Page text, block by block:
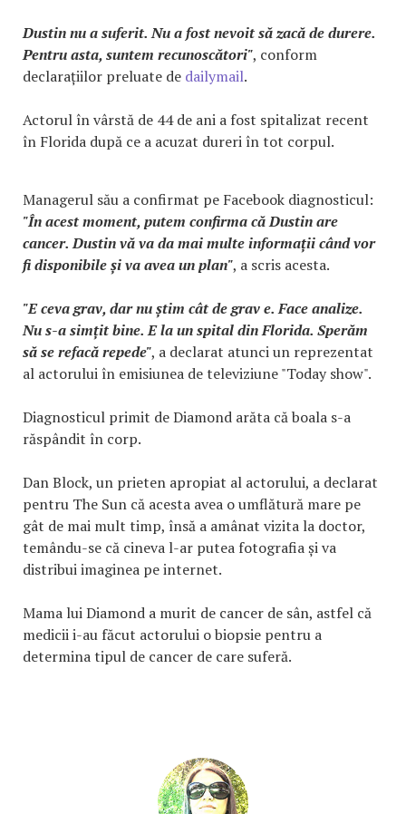
Dustin nu a suferit. Nu a fost nevoit să zacă de durere.
Pentru asta, suntem recunoscători", conform
declarațiilor preluate de dailymail.
Actorul în vârstă de 44 de ani a fost spitalizat recent
în Florida după ce a acuzat dureri în tot corpul.
Managerul său a confirmat pe Facebook diagnosticul:
"În acest moment, putem confirma că Dustin are
cancer. Dustin vă va da mai multe informații când vor
fi disponibile și va avea un plan", a scris acesta.
"E ceva grav, dar nu știm cât de grav e. Face analize.
Nu s-a simțit bine. E la un spital din Florida. Sperăm
să se refacă repede", a declarat atunci un reprezentat
al actorului în emisiunea de televiziune "Today show".
Diagnosticul primit de Diamond arăta că boala s-a
răspândit în corp.
Dan Block, un prieten apropiat al actorului, a declarat
pentru The Sun că acesta avea o umflătură mare pe
gât de mai mult timp, însă a amânat vizita la doctor,
temându-se că cineva l-ar putea fotografia și va
distribui imaginea pe internet.
Mama lui Diamond a murit de cancer de sân, astfel că
medicii i-au făcut actorului o biopsie pentru a
determina tipul de cancer de care suferă.